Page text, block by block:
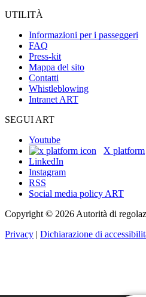
UTILITÀ
Informazioni per i passeggeri
FAQ
Press-kit
Mappa del sito
Contatti
Whistleblowing
Intranet ART
SEGUI ART
Youtube
X platform
LinkedIn
Instagram
RSS
Social media policy ART
Copyright © 2026 Autorità di
Privacy | Dichiarazione di